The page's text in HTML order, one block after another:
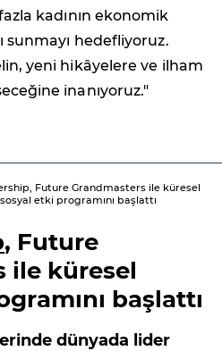
kadının ekonomik
sunmayı hedefliyoruz.
yeni hikâyelere ve ilham
inanıyoruz."
Future Grandmasters ile küresel
sosyal etki programını başlattı
, Future
ile küresel
başlattı
dünyada lider